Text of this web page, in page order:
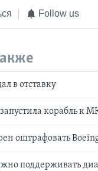
Follow us
в отставку
корабль к
оштрафовать
поддерживать